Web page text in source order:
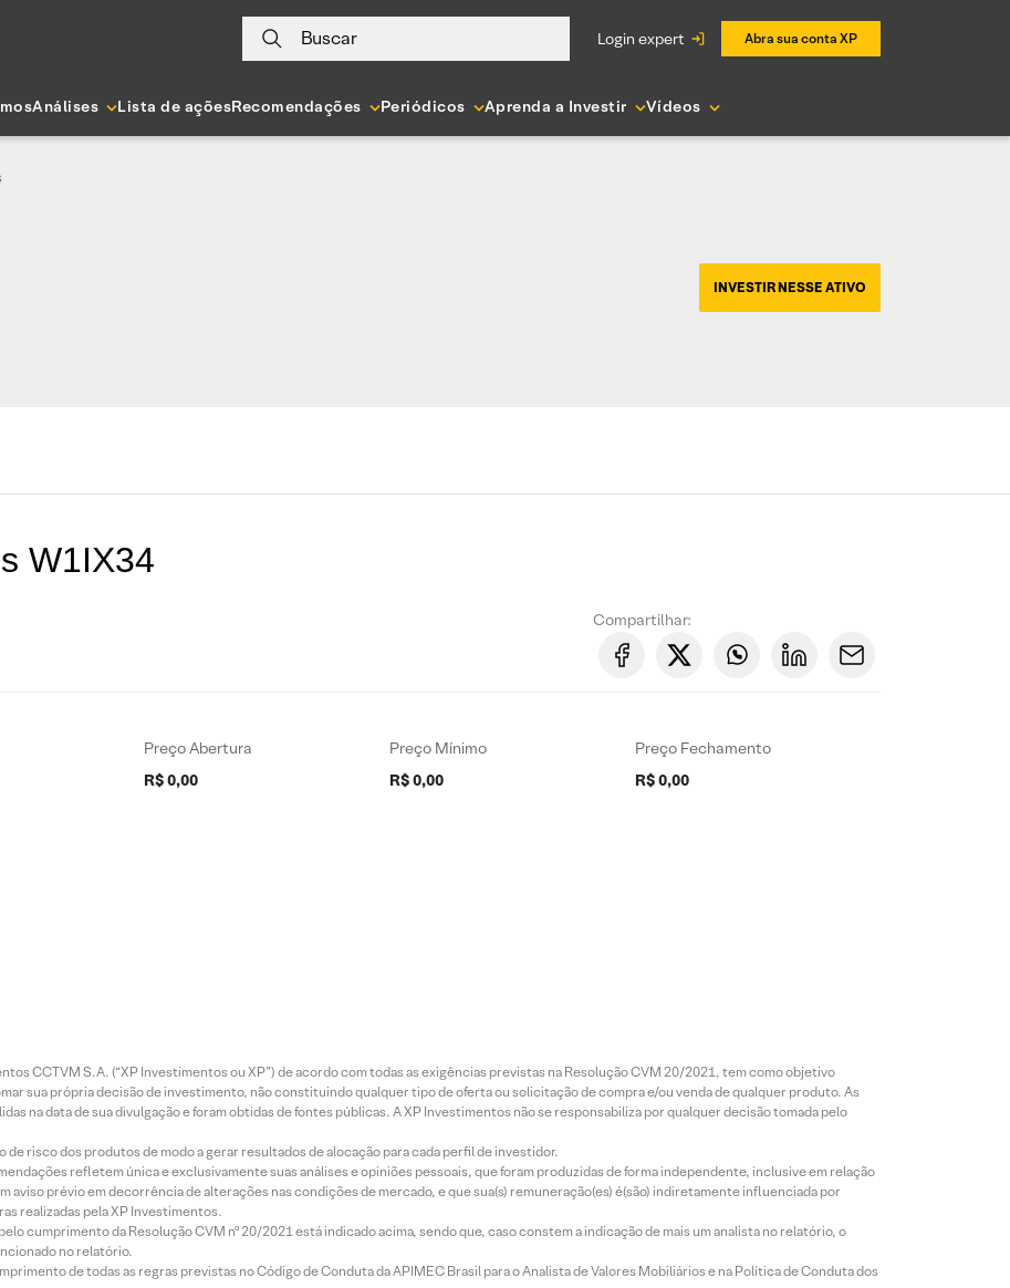
Buscar login expert Abra sua conta XP
Análises Lista de açõesRecomendações Periódicos Aprenda a Investir Vídeos
INVESTIR NESSE ATIVO
W1IX34
Compartilhar:
Preço Abertura
R$ 0,00
Preço Mínimo
R$ 0,00
Preço Fechamento
R$ 0,00
CCTVM S.A. (“XP Investimentos ou XP”) de acordo com todas as exigências previstas na Resolução CVM 20/2021, tem como objetivo
sua própria decisão de investimento, não constituindo qualquer tipo de oferta ou solicitação de compra e/ou venda de qualquer produto. As
na data de sua divulgação e foram obtidas de fontes públicas. A XP Investimentos não se responsabiliza por qualquer decisão tomada pelo
risco dos produtos de modo a gerar resultados de alocação para cada perfil de investidor.
refletem única e exclusivamente suas análises e opiniões pessoais, que foram produzidas de forma independente, inclusive em relação
aviso prévio em decorrência de alterações nas condições de mercado, e que sua(s) remuneração(es) é(são) indiretamente influenciada por
realizadas pela XP Investimentos.
cumprimento da Resolução CVM nº 20/2021 está indicado acima, sendo que, caso constem a indicação de mais um analista no relatório, o
no relatório.
de todas as regras previstas no Código de Conduta da APIMEC Brasil para o Analista de Valores Mobiliários e na Política de Conduta dos